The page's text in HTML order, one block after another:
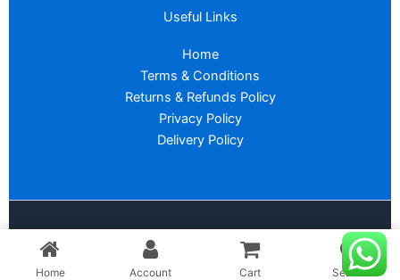
Useful Links
Home
Terms & Conditions
Returns & Refunds Policy
Privacy Policy
Delivery Policy
Copyright © 2026 : PROCHER BD
Home Account Cart Search